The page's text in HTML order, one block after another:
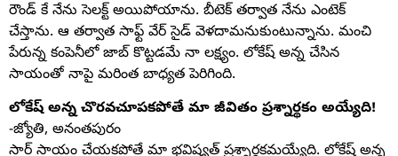
రౌండ్ కే నేను సెలక్ట్ అయిపోయాను. బీటెక్ తర్వాత నేను ఎంటెక్
చేస్తాను. ఆ తర్వాత సాఫ్ట్ వేర్ సైడ్ వెళదామనుకుంటున్నాను. మంచి
పేరున్న కంపెనీలో జాబ్ కొట్టడమే నా లక్ష్యం. లోకేష్ అన్న చేసిన
సాయంతో నాపై మరింత బాధ్యత పెరిగింది.
లోకేష్ అన్న చొరవచూపకపోతే మా జీవితం ప్రశ్నార్థకం అయ్యేది!
-జ్యోతి, అనంతపురం
సార్ సాయం చేయకపోతే మా భవిష్యత్ ప్రశ్నార్థకమయ్యేది. లోకేష్ అన్న